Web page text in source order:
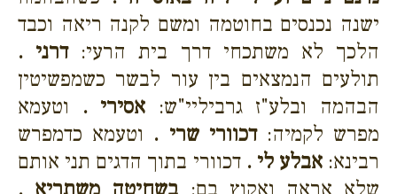
ישנה נכנסים בחוטמה ומשם לקנה ריאה וכבד
הלכך לא משתכחי דרך בית הרעי:דרני .
תולעים הנמצאים בין עור לבשר כשמפשיטין
הבהמה ובלע"ז גרביליי"ש: אסירי . וטעמא
מפרש לקמיה:דכוורי שרי . וטעמא כדמפרש
רבינא:אבלע לי . דכוורי בתוך הדגים תני אותם